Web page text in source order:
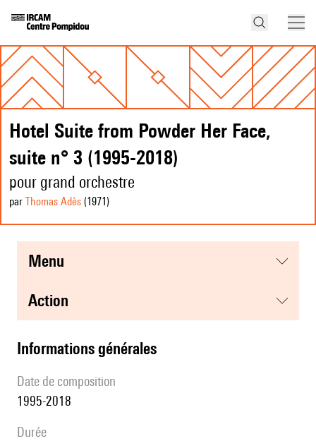
Hotel Suite from Powder Her Face,
suite n° 3 (1995-2018)
pour grand orchestre
par Thomas Adès (1971 )
menu
action
informations générales
date de composition
1995-2018
durée